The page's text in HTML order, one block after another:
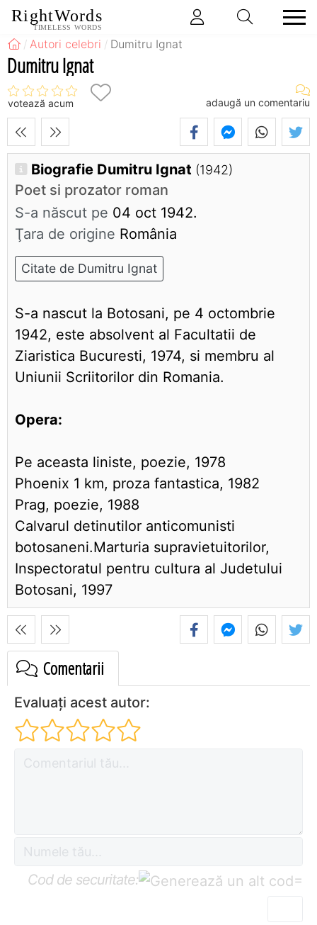
RightWords
TIMELESS WORDS
Autori celebri Dumitru Ignat
Dumitru Ignat
votează acum adaugă un comentariu
Biografie Dumitru Ignat (1942)
Poet si prozator roman
S-a născut pe 04 oct 1942.
Ţara de origine România
Citate de Dumitru Ignat
S-a nascut la Botosani, pe 4 octombrie
1942, este absolvent al Facultatii de
Ziaristica Bucuresti, 1974, si membru al
Uniunii Scriitorilor din Romania.
Opera:
Pe aceasta liniste, poezie, 1978
Phoenix 1 km, proza fantastica, 1982
Prag, poezie, 1988
Calvarul detinutilor anticomunisti
botosaneni.Marturia supravietuitorilor,
Inspectoratul pentru cultura al Judetului
Botosani, 1997
Comentarii
Evaluați acest autor:
Cod de securitate: =